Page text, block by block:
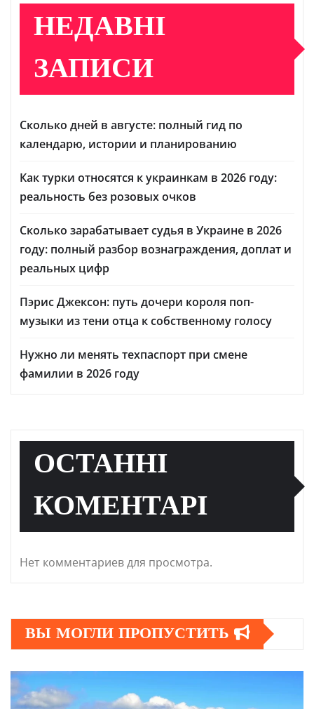
НЕДАВНІ
ЗАПИСИ
Сколько дней в августе: полный гид по
календарю, истории и планированию
Как турки относятся к украинкам в 2026 году:
реальность без розовых очков
Сколько зарабатывает судья в Украине в 2026
году: полный разбор вознаграждения, доплат и
реальных цифр
Пэрис Джексон: путь дочери короля поп-
музыки из тени отца к собственному голосу
Нужно ли менять техпаспорт при смене
фамилии в 2026 году
ОСТАННІ
КОМЕНТАРІ
Нет комментариев для просмотра.
ВЫ МОГЛИ ПРОПУСТИТЬ